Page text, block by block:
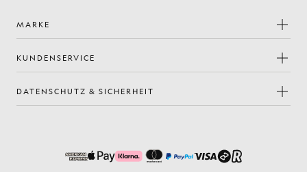
MARKE
KUNDENSERVICE
DATENSCHUTZ & SICHERHEIT